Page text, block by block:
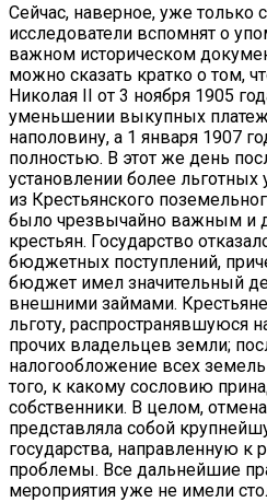
Сейчас, наверное, уже только
исследователи вспомнят о
важном историческом
можно сказать кратко о том,
Николая II от 3 ноября 1905
уменьшении выкупных
наполовину, а 1 января 1907
полностью. В этот же день
установлении более
из Крестьянского
было чрезвычайно важным и
крестьян. Государство
бюджетных поступлений,
бюджет имел значительный
внешними займами.
льготу, распространявшуюся
прочих владельцев земли;
налогообложение всех
того, к какому сословию
собственники. В целом,
представляла собой
государства, направленную к
проблемы. Все дальнейшие
мероприятия уже не имели